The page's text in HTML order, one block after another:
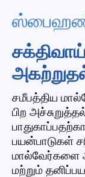
அகற்றுதல்
சமீபத்திய
பிற
பயன்பாடுகள்
மால்வேர்களை
மற்றும்